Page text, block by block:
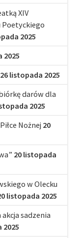
XIV
Poetyckiego
2025
2025
26 listopada 2025
darów dla
2025
Nożnej 20
20 listopada
w Olecku
listopada 2025
sadzenia
2025